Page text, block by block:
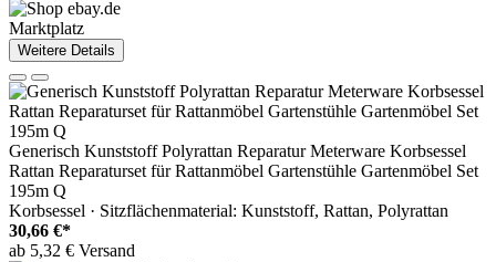
Marktplatz
Weitere Details
Generisch Kunststoff Polyrattan Reparatur Meterware Korbsessel
Rattan Reparaturset für Rattanmöbel Gartenstühle Gartenmöbel Set
195m Q
Korbsessel · Sitzflächenmaterial: Kunststoff, Rattan, Polyrattan
30,66 €*
ab 5,32 € Versand